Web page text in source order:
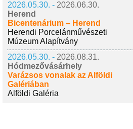
2026.05.30. - 2026.06.30.
Herend
Bicentenárium – Herend
Herendi Porcelánművészeti
Múzeum Alapítvány
2026.05.30. - 2026.08.31.
Hódmezővásárhely
Varázsos vonalak az Alföldi
Galériában
Alföldi Galéria